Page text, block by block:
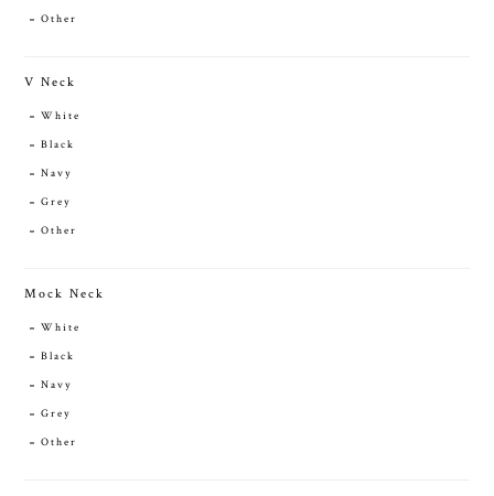
Other
V Neck
White
Black
Navy
Grey
Other
Mock Neck
White
Black
Navy
Grey
Other